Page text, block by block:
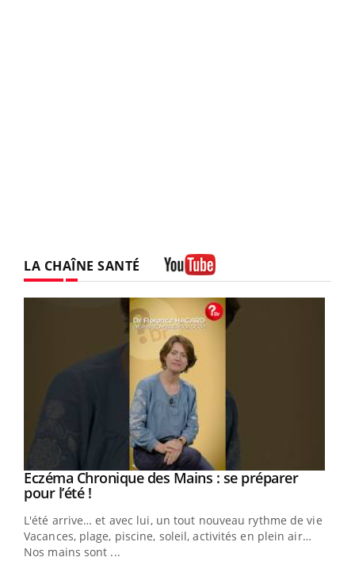
LA CHAÎNE SANTÉ
Youtube
Eczéma Chronique des Mains : se préparer
pour l’été !Youtube
L'été arrive… et avec lui, un tout nouveau rythme de vie !
Vacances, plage, piscine, soleil, activités en plein air…
Nos mains sont ...